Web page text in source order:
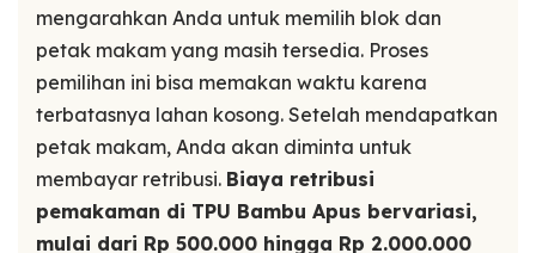
mengarahkan Anda untuk memilih blok dan
petak makam yang masih tersedia. Proses
pemilihan ini bisa memakan waktu karena
terbatasnya lahan kosong. Setelah mendapatkan
petak makam, Anda akan diminta untuk
membayar retribusi. Biaya retribusi
pemakaman di TPU Bambu Apus bervariasi,
mulai dari Rp 500.000 hingga Rp 2.000.000